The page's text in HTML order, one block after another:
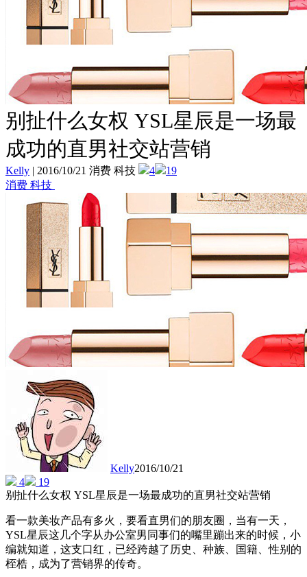
别扯什么女权 YSL星辰是一场最
成功的直男社交站营销
Kelly | 2016/10/21 消费 科技 4
19
消费 科技
Kelly2016/10/21
4
19
别扯什么女权 YSL星辰是一场最成功的直男社交站营销
看一款美妆产品有多火，要看直男们的朋友圈，当有一天，
YSL星辰这几个字从办公室男同事们的嘴里蹦出来的时候，小
编就知道，这支口红，已经跨越了历史、种族、国籍、性别的
桎梏，成为了营销界的传奇。